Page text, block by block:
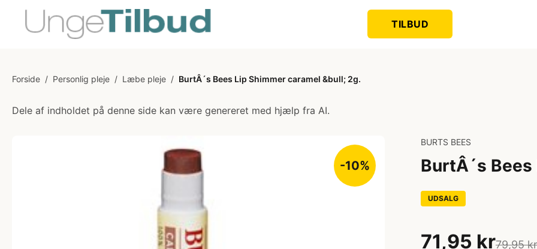
TILBUD
Forside / Personlig pleje / Læbe pleje / BurtÂ´s Bees Lip Shimmer caramel &bull; 2g.
Dele af indholdet på denne side kan være genereret med hjælp fra AI.
-10%
BURTS BEES
BurtÂ´s
UDSALG
71,95 kr79,95 kr